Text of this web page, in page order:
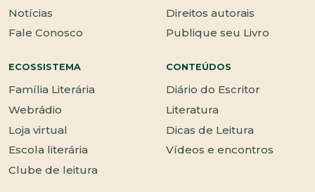
Notícias
Fale Conosco
Direitos autorais
Publique seu Livro
ECOSSISTEMA
Família Literária
Webrádio
Loja virtual
Escola literária
Clube de leitura
CONTEÚDOS
Diário do Escritor
Literatura
Dicas de Leitura
Vídeos e encontros